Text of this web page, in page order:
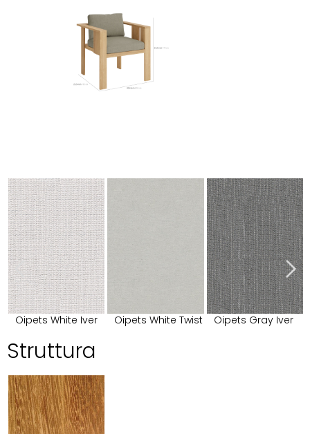
Oipets White Iver Oipets White Twist Oipets Gray Iver
Struttura